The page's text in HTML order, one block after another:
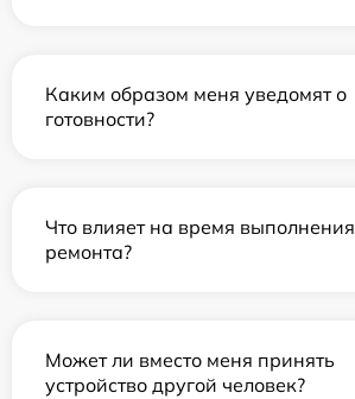
Каким образом меня уведомят о
готовности?
Что влияет на время выполнения
ремонта?
Может ли вместо меня принять
устройство другой человек?